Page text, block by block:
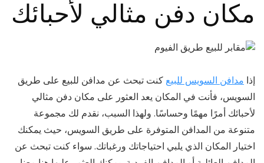
مكان دفن مثالي لأحبائك
إذا مدافن السويس للبيع كنت تبحث عن مدافن للبيع على طريق
السويس، فأنت في المكان يعد العثور على مكان دفن مثالي
لأحبائك أمرًا مهمًا وحساسًا. ولهذا السبب، نقدم لك مجموعة
متنوعة من المدافن المتوفرة على طريق السويس، حيث يمكنك
اختيار المكان الذي يلبي احتياجاتك ورغباتك. سواء كنت تبحث عن